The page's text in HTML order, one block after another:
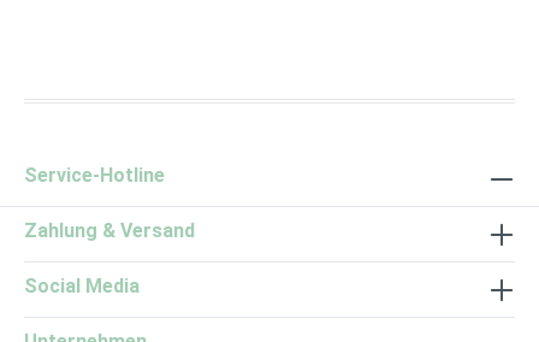
Service-Hotline
Zahlung & Versand
Social Media